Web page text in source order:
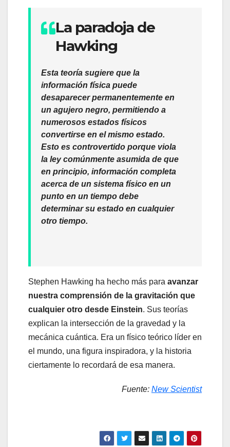
La paradoja de
Hawking
Esta teoría sugiere que la
información física puede
desaparecer permanentemente en
un agujero negro, permitiendo a
numerosos estados físicos
convertirse en el mismo estado.
Esto es controvertido porque viola
la ley comúnmente asumida de que
en principio, información completa
acerca de un sistema físico en un
punto en un tiempo debe
determinar su estado en cualquier
otro tiempo.
Stephen Hawking ha hecho más para avanzar
nuestra comprensión de la gravitación que
cualquier otro desde Einstein. Sus teorías
explican la intersección de la gravedad y la
mecánica cuántica. Era un físico teórico líder en
el mundo, una figura inspiradora, y la historia
ciertamente lo recordará de esa manera.
Fuente: New Scientist